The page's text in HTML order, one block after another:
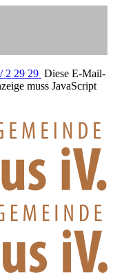
2 29 29 Diese E-Mail-
muss JavaScript